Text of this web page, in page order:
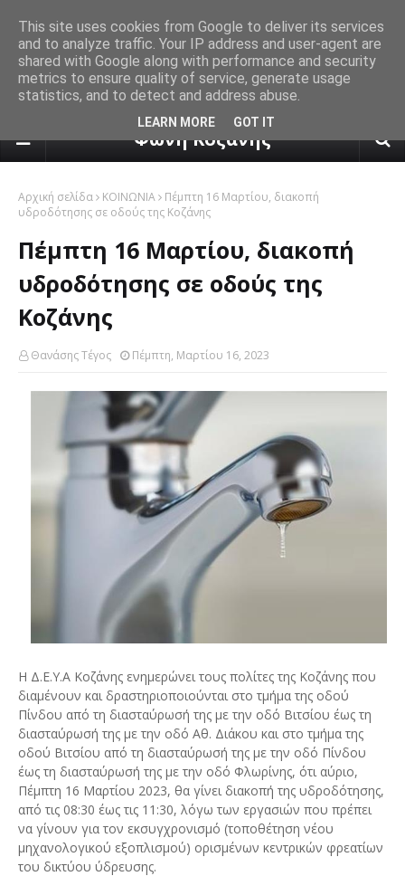
πρόγνωση καιρού από το
Φωνή Κοζάνης
Αρχική σελίδα ΚΟΙΝΩΝΙΑ
Πέμπτη 16 Μαρτίου, διακοπή
υδροδότησης σε οδούς της Κοζάνης
Πέμπτη 16 Μαρτίου, διακοπή
υδροδότησης σε οδούς της
Κοζάνης
Θανάσης Τέγος Πέμπτη, Μαρτίου 16, 2023
Η Δ.Ε.Υ.Α Κοζάνης ενημερώνει τους πολίτες της Κοζάνης που
διαμένουν και δραστηριοποιούνται στο τμήμα της οδού
Πίνδου από τη διασταύρωσή της με την οδό Βιτσίου έως τη
διασταύρωσή της με την οδό Αθ. Διάκου και στο τμήμα της
οδού Βιτσίου από τη διασταύρωσή της με την οδό Πίνδου
έως τη διασταύρωσή της με την οδό Φλωρίνης, ότι αύριο,
Πέμπτη 16 Μαρτίου 2023, θα γίνει διακοπή της υδροδότησης,
από τις 08:30 έως τις 11:30, λόγω των εργασιών που πρέπει
να γίνουν για τον εκσυγχρονισμό (τοποθέτηση νέου
μηχανολογικού εξοπλισμού) ορισμένων κεντρικών φρεατίων
του δικτύου ύδρευσης.
This site uses cookies from Google to deliver its services
and to analyze traffic. Your IP address and user-agent are
shared with Google along with performance and security
metrics to ensure quality of service, generate usage
statistics, and to detect and address abuse.
LEARN MORE GOT IT